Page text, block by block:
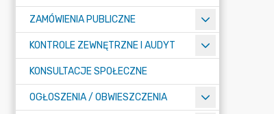
ZAMÓWIENIA PUBLICZNE
KONTROLE ZEWNĘTRZNE I AUDYT
KONSULTACJE SPOŁECZNE
OGŁOSZENIA / OBWIESZCZENIA